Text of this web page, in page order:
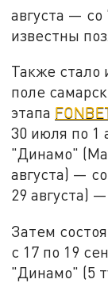
августа —
известны
Также стало
поле
этапа
30 июля по 1
"Динамо"
августа) —
29 августа)
Затем
с 17 по 19
"Динамо" (5